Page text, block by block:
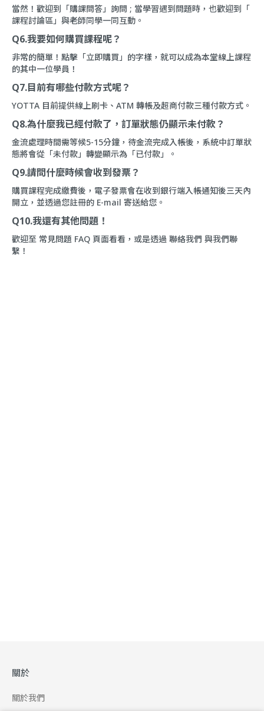
當然！歡迎到「購課問答」詢問 ; 當學習遇到問題時，也歡迎到「
課程討論區 」與老師同學一同互動。
Q6.我要如何購買課程呢？
非常的簡單！點擊「立即購買」的字樣，就可以成為本堂線上課程
的其中一位學員！
Q7.目前有哪些付款方式呢？
YOTTA 目前提供線上刷卡、ATM 轉帳及超商付款三種付款方式。
Q8.為什麼我已經付款了，訂單狀態仍顯示未付款？
金流處理時間需等候5-15分鐘，待金流完成入帳後，系統中訂單狀
態將會從「未付款」轉變顯示為「已付款」。
Q9.請問什麼時候會收到發票？
購買課程完成繳費後，電子發票會在收到銀行端入帳通知後三天內
開立，並透過您註冊的 E-mail 寄送給您。
Q10.我還有其他問題！
歡迎至 常見問題 FAQ 頁面看看，或是透過 聯絡我們 與我們聯
繫！
關於
關於我們